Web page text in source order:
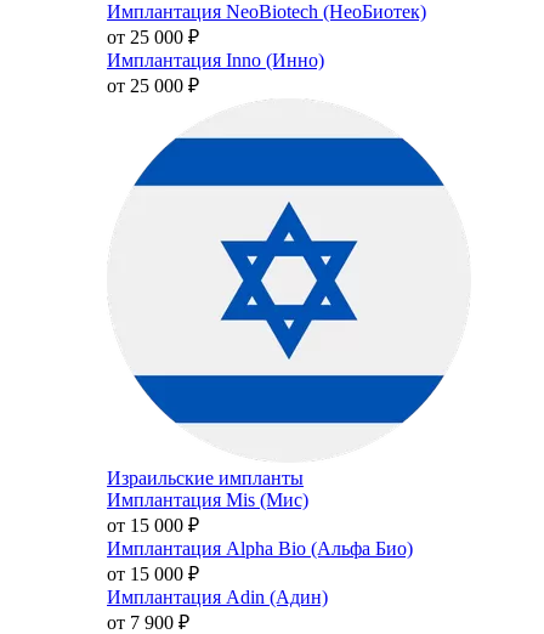
Имплантация NeoBiotech (НеоБиотек)
от 25 000 ₽
Имплантация Inno (Инно)
от 25 000 ₽
Израильские импланты
Имплантация Mis (Мис)
от 15 000 ₽
Имплантация Alpha Bio (Альфа Био)
от 15 000 ₽
Имплантация Adin (Адин)
от 7 900 ₽